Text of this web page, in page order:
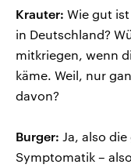
Krauter: Wie gut
in Deutschland?
mitkriegen, wenn
käme. Weil, nur
davon?
Burger: Ja, also
Symptomatik –